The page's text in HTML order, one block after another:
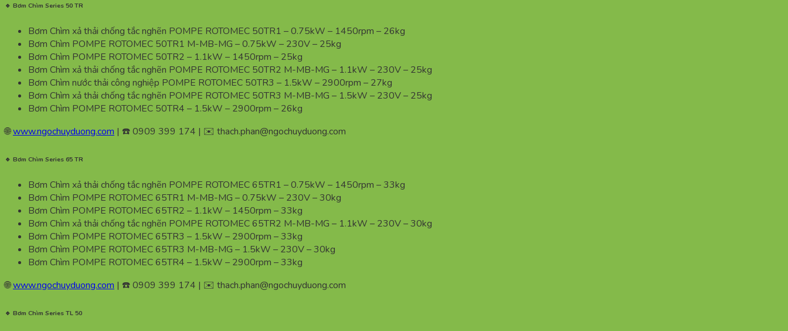
🔹 Bơm Chìm Series 50 TR
Bơm Chìm xả thải chống tắc nghẽn POMPE ROTOMEC 50TR1 – 0.75kW – 1450rpm – 26kg
Bơm Chìm POMPE ROTOMEC 50TR1 M-MB-MG – 0.75kW – 230V – 25kg
Bơm Chìm POMPE ROTOMEC 50TR2 – 1.1kW – 1450rpm – 25kg
Bơm Chìm xả thải chống tắc nghẽn POMPE ROTOMEC 50TR2 M-MB-MG – 1.1kW – 230V – 25kg
Bơm Chìm nước thải công nghiệp POMPE ROTOMEC 50TR3 – 1.5kW – 2900rpm – 27kg
Bơm Chìm xả thải chống tắc nghẽn POMPE ROTOMEC 50TR3 M-MB-MG – 1.5kW – 230V – 25kg
Bơm Chìm POMPE ROTOMEC 50TR4 – 1.5kW – 2900rpm – 26kg
🌐www.ngochuyduong.com | ☎️ 0909 399 174 | ✉️ thach.phan@ngochuyduong.com
🔹 Bơm Chìm Series 65 TR
Bơm Chìm xả thải chống tắc nghẽn POMPE ROTOMEC 65TR1 – 0.75kW – 1450rpm – 33kg
Bơm Chìm POMPE ROTOMEC 65TR1 M-MB-MG – 0.75kW – 230V – 30kg
Bơm Chìm POMPE ROTOMEC 65TR2 – 1.1kW – 1450rpm – 33kg
Bơm Chìm xả thải chống tắc nghẽn POMPE ROTOMEC 65TR2 M-MB-MG – 1.1kW – 230V – 30kg
Bơm Chìm POMPE ROTOMEC 65TR3 – 1.5kW – 2900rpm – 33kg
Bơm Chìm POMPE ROTOMEC 65TR3 M-MB-MG – 1.5kW – 230V – 30kg
Bơm Chìm POMPE ROTOMEC 65TR4 – 1.5kW – 2900rpm – 33kg
🌐www.ngochuyduong.com | ☎️ 0909 399 174 | ✉️ thach.phan@ngochuyduong.com
🔹 Bơm Chìm Series TL 50